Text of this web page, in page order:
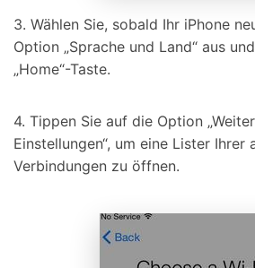
3. Wählen Sie, sobald Ihr iPhone
Option „Sprache und Land“ aus
„Home“-Taste.
4. Tippen Sie auf die Option
Einstellungen“, um eine Lister Ihrer
Verbindungen zu öffnen.